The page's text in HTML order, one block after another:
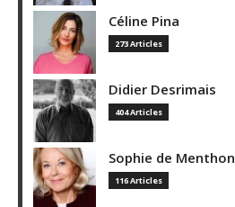
Céline Pina
273 Articles
Didier Desrimais
404 Articles
Sophie de Menthon
116 Articles